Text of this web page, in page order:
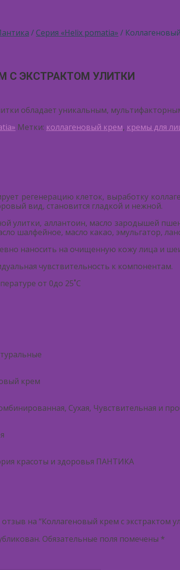
/ Серия «Helix pomatia» /
С ЭКСТРАКТОМ УЛИТКИ
обладает уникальным,
Метки: коллагеновый крем, кремы для
регенерацию клеток, выработку
вид, становится гладкой и нежной.
улитки, аллантоин, масло зародышей
шалфейное, масло какао, эмульгатор,
наносить на очищенную кожу лица и
чувствительность к компонентам.
от 0до 25˚С
крем
Сухая, Чувствительная и
красоты и здоровья ПАНТИКА
на “Коллагеновый крем с экстрактом
Обязательные поля помечены *